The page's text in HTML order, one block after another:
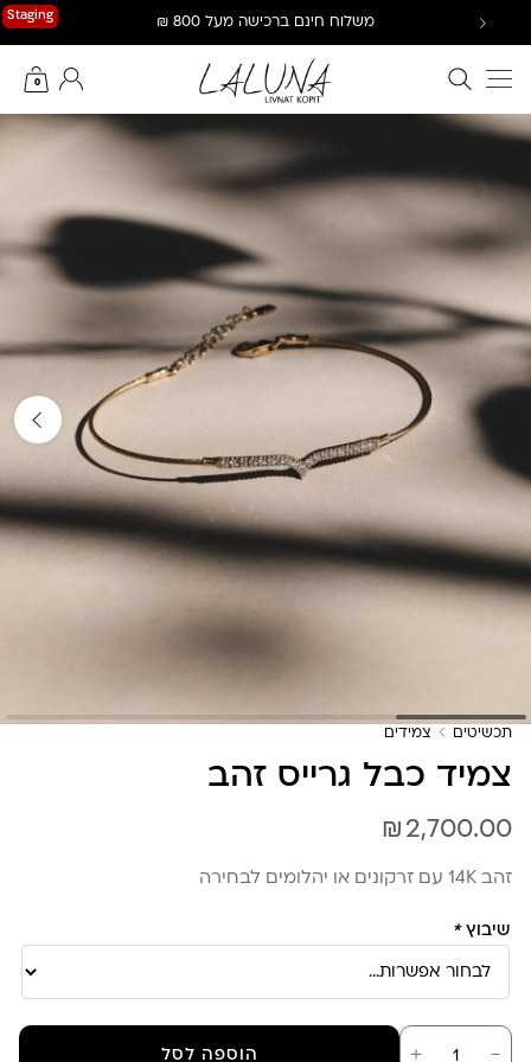
Staging משלוח חינם ברכישה מעל 800 ₪
חיפוש באתר
0
החשבון שלי
תכשיטים צמידים
צמיד כבל גרייס זהב
₪ 2,700.00
זהב 14K עם זרקונים או יהלומים לבחירה
שיבוץ*
－
כמות
של
＋ הוספה לסל